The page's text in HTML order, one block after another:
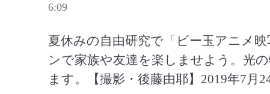
6:09
夏休みの自由研究で「ビー玉アニメ
ンで家族や友達を楽しませよう。光
ます。【撮影・後藤由耶】2019年7月